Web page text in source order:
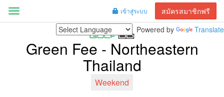
เข้าสู่ระบบ สมัครสมาชิกฟรี
Menu
Powered by
Translate
Green Fee - Northeastern
Thailand
Weekend